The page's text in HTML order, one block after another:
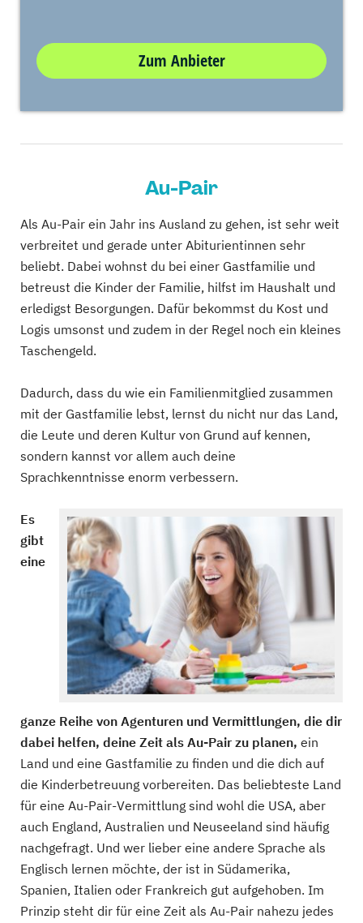
Zum Anbieter
Au-Pair
Als Au-Pair ein Jahr ins Ausland zu gehen, ist sehr weit
verbreitet und gerade unter Abiturientinnen sehr
beliebt. Dabei wohnst du bei einer Gastfamilie und
betreust die Kinder der Familie, hilfst im Haushalt und
erledigst Besorgungen. Dafür bekommst du Kost und
Logis umsonst und zudem in der Regel noch ein kleines
Taschengeld.
Dadurch, dass du wie ein Familienmitglied zusammen
mit der Gastfamilie lebst, lernst du nicht nur das Land,
die Leute und deren Kultur von Grund auf kennen,
sondern kannst vor allem auch deine
Sprachkenntnisse enorm verbessern.
Es
gibt
eine
ganze Reihe von Agenturen und Vermittlungen, die dir
dabei helfen, deine Zeit als Au-Pair zu planen, ein
Land und eine Gastfamilie zu finden und die dich auf
die Kinderbetreuung vorbereiten. Das beliebteste Land
für eine Au-Pair-Vermittlung sind wohl die USA, aber
auch England, Australien und Neuseeland sind häufig
nachgefragt. Und wer lieber eine andere Sprache als
Englisch lernen möchte, der ist in Südamerika,
Spanien, Italien oder Frankreich gut aufgehoben. Im
Prinzip steht dir für eine Zeit als Au-Pair nahezu jedes